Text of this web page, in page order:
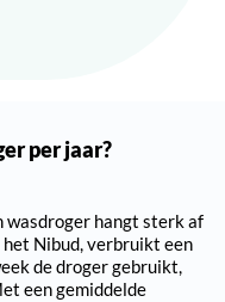
per jaar?
hangt sterk af
het Nibud, verbruikt een
de droger gebruikt,
een gemiddelde